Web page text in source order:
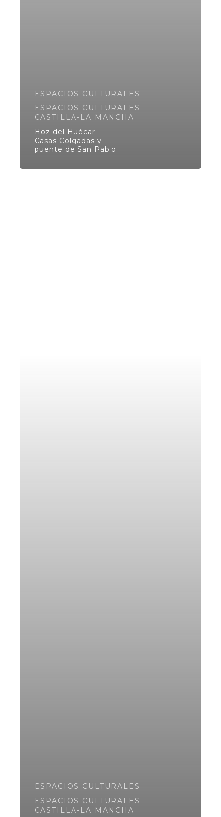
ESPACIOS CULTURALES
ESPACIOS CULTURALES -
CASTILLA-LA MANCHA
Hoz del Huécar –
Casas Colgadas y
puente de San Pablo
ESPACIOS CULTURALES
ESPACIOS CULTURALES -
CASTILLA-LA MANCHA